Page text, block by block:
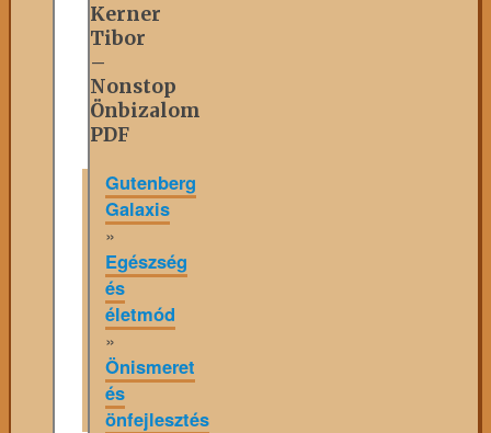
Kerner
Tibor
–
Nonstop
Önbizalom
PDF
Gutenberg
Galaxis
»
Egészség
és
életmód
»
Önismeret
és
önfejlesztés